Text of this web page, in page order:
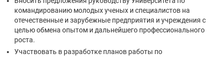
командированию молодых ученых и специалистов на
отечественные и зарубежные предприятия и учреждения с
целью обмена опытом и дальнейшего профессионального
роста.
Участвовать в разработке планов работы по